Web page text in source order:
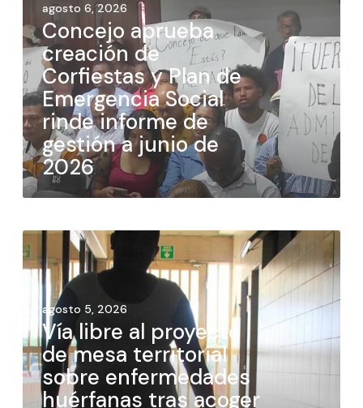
agosto 6, 2026
Concejo aprueba
creación de
Corfiestas y Plan de
Emergencia Social
rinde informe de
gestión a junio de
2026
agosto 5, 2026
Vía libre al proyecto
de mesa territorial
sobre enfermedades
huérfanas tras acoger